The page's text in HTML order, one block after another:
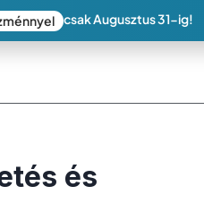
és
csak Augusztus 31-ig!